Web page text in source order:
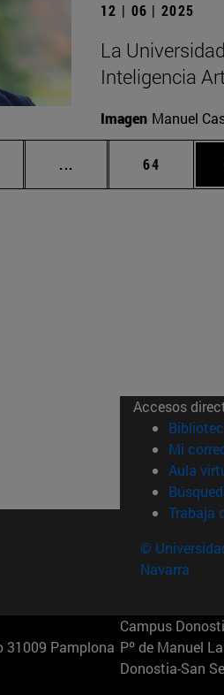
12 | 06 | 2025
La
Inteligencia
Imagen Manuel
... Páginas intermedias
Página
64
Accesos
Mi
Aula
Trabaja
©
Navarra
31009 Pamplona
Campus
Pº de Manuel
Donostia-San